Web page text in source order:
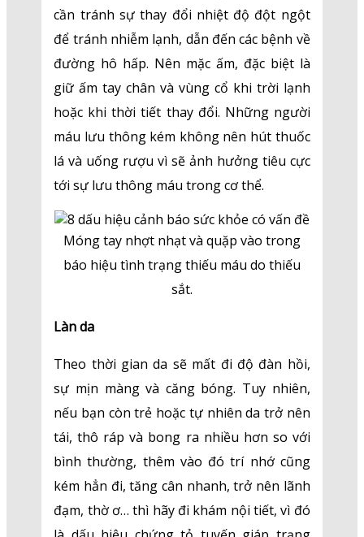
cần tránh sự thay đổi nhiệt độ đột ngột
để tránh nhiễm lạnh, dẫn đến các bệnh về
đường hô hấp. Nên mặc ấm, đặc biệt là
giữ ấm tay chân và vùng cổ khi trời lạnh
hoặc khi thời tiết thay đổi. Những người
máu lưu thông kém không nên hút thuốc
lá và uống rượu vì sẽ ảnh hưởng tiêu cực
tới sự lưu thông máu trong cơ thể.
Móng tay nhợt nhạt và quặp vào trong
báo hiệu tình trạng thiếu máu do thiếu
sắt.
Làn da
Theo thời gian da sẽ mất đi độ đàn hồi,
sự mịn màng và căng bóng. Tuy nhiên,
nếu bạn còn trẻ hoặc tự nhiên da trở nên
tái, thô ráp và bong ra nhiều hơn so với
bình thường, thêm vào đó trí nhớ cũng
kém hẳn đi, tăng cân nhanh, trở nên lãnh
đạm, thờ ơ… thì hãy đi khám nội tiết, vì đó